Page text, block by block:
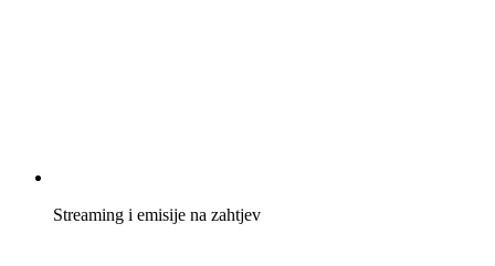
Streaming i emisije na zahtjev